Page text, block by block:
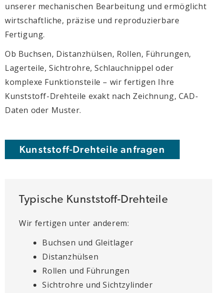
unserer mechanischen Bearbeitung und ermöglicht
wirtschaftliche, präzise und reproduzierbare
Fertigung.
Ob Buchsen, Distanzhülsen, Rollen, Führungen,
Lagerteile, Sichtrohre, Schlauchnippel oder
komplexe Funktionsteile – wir fertigen Ihre
Kunststoff-Drehteile exakt nach Zeichnung, CAD-
Daten oder Muster.
Kunststoff-Drehteile anfragen
Typische Kunststoff-Drehteile
Wir fertigen unter anderem:
Buchsen und Gleitlager
Distanzhülsen
Rollen und Führungen
Sichtrohre und Sichtzylinder